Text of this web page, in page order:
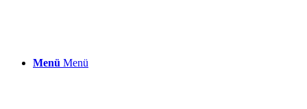
Menü Menü